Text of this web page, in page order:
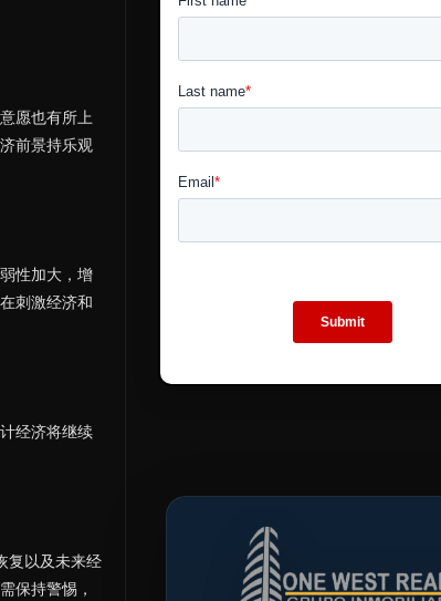
愿也有所上
前景持乐观
性加大，增
刺激经济和
经济将继续
复以及未来经
保持警惕，